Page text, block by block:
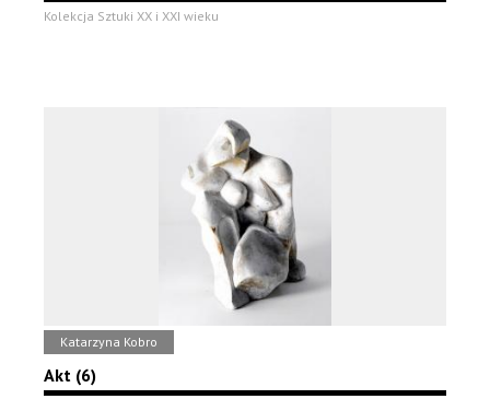
Kolekcja Sztuki XX i XXI wieku
Katarzyna Kobro
Akt (6)